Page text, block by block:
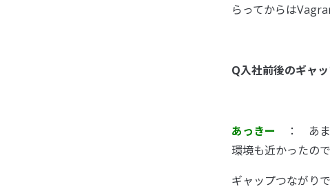
らってからは
Q入社前後のギャ
あっきー ： あま
環境も近かったので
ギャップつながり